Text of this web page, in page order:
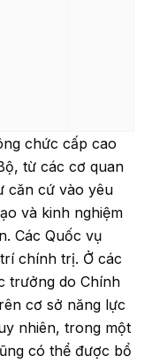
chức cấp cao
từ các cơ quan
căn cứ vào yêu
và kinh nghiệm
Các Quốc vụ
chính trị. Ở các
trưởng do Chính
cơ sở năng lực
nhiên, trong một
có thể được bổ